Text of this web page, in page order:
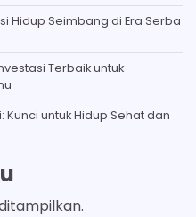
Hidup Seimbang di Era Serba
Terbaik untuk
Kunci untuk Hidup Sehat dan